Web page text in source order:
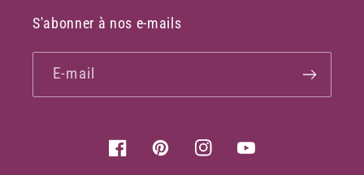
S'abonner à nos e-mails
E-mail
FacebookPinterestInstagramYouTube